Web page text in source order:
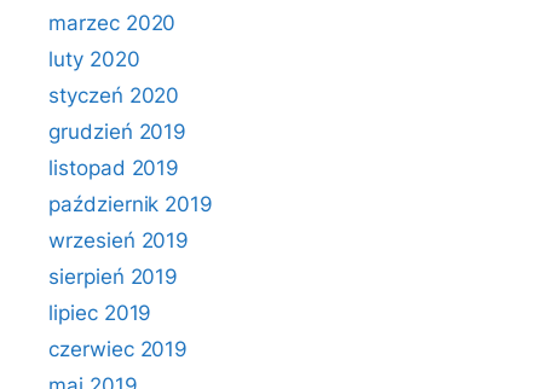
marzec 2020
luty 2020
styczeń 2020
grudzień 2019
listopad 2019
październik 2019
wrzesień 2019
sierpień 2019
lipiec 2019
czerwiec 2019